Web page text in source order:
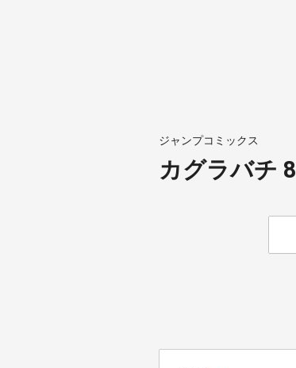
ジャンプコミックス
カグラバチ 8